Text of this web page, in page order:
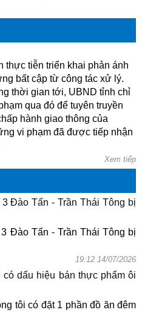
thực tiễn triển khai phản ánh
bất cập từ công tác xử lý.
thời gian tới, UBND tỉnh chỉ
qua đó để tuyên truyền
hành giao thông của
vi phạm đã được tiếp nhận
Xem tiếp
Đào Tấn - Trần Thái Tông bị
Đào Tấn - Trần Thái Tông bị
19:12 14/07/2026
dấu hiệu bán thực phẩm ôi
tôi có đặt 1 phần đồ ăn đêm